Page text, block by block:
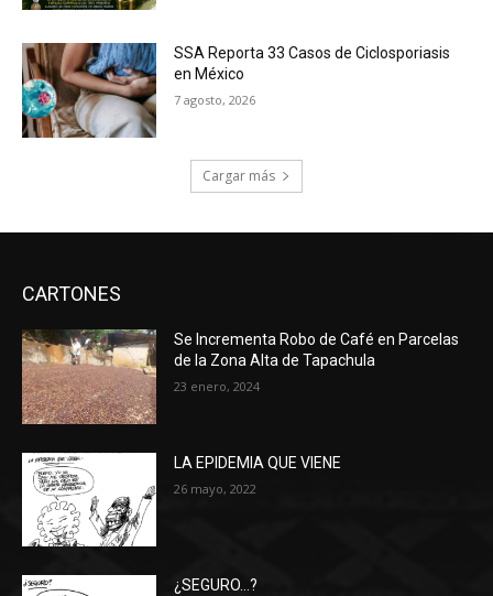
SSA Reporta 33 Casos de Ciclosporiasis
en México
7 agosto, 2026
Cargar más
CARTONES
Se Incrementa Robo de Café en Parcelas
de la Zona Alta de Tapachula
23 enero, 2024
LA EPIDEMIA QUE VIENE
26 mayo, 2022
¿SEGURO…?